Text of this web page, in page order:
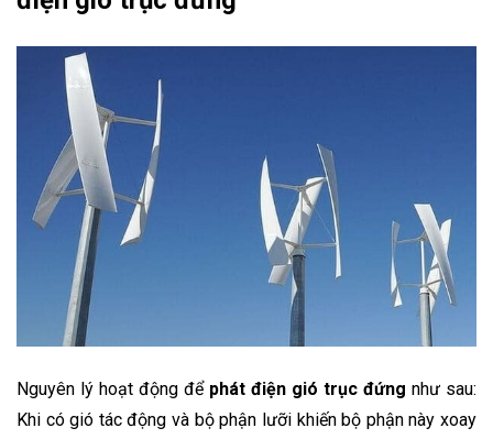
Nguyên lý hoạt động để phát điện gió trục đứng như sau:
Khi có gió tác động và bộ phận lưỡi khiến bộ phận này xoay